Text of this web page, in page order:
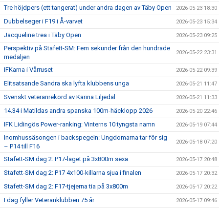
Tre höjdpers (ett tangerat) under andra dagen av Täby Open 2026-05-23 18:30
Dubbelseger i F19 i Å-varvet 2026-05-23 15:34
Jacqueline trea i Täby Open 2026-05-23 09:25
Perspektiv på Stafett-SM: Fem sekunder från den hundrade
medaljen
2026-05-22 23:31
IFKarna i Vårruset 2026-05-22 09:39
Elitsatsande Sandra ska lyfta klubbens unga 2026-05-21 11:47
Svenskt veteranrekord av Karina Liljedal 2026-05-21 11:33
14.34 i Matildas andra spanska 100m-häcklopp 2026 2026-05-20 22:46
IFK Lidingös Power-ranking: Vinterns 10 tyngsta namn 2026-05-19 07:44
Inomhussäsongen i backspegeln: Ungdomarna tar för sig
– P14 till F16
2026-05-18 07:20
Stafett-SM dag 2: P17-laget på 3x800m sexa 2026-05-17 20:48
Stafett-SM dag 2: P17 4x100-killarna sjua i finalen 2026-05-17 20:32
Stafett-SM dag 2: F17-tjejerna tia på 3x800m 2026-05-17 20:22
I dag fyller Veteranklubben 75 år 2026-05-17 09:46